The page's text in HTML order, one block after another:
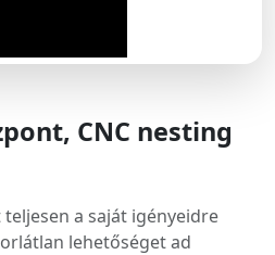
CNC nesting
a saját igényeidre
lehetőséget ad